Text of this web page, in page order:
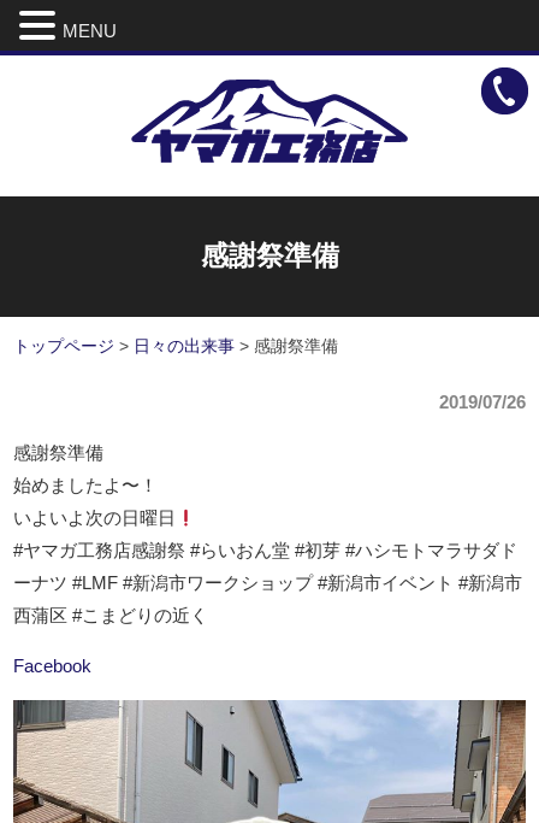
感謝祭準備
トップページ > 日々の出来事 > 感謝祭準備
2019/07/26
感謝祭準備
始めましたよ〜！
いよいよ次の日曜日
#ヤマガ工務店感謝祭 #らいおん堂 #初芽 #ハシモトマラサダド
ーナツ #LMF #新潟市ワークショップ #新潟市イベント #新潟市
西蒲区 #こまどりの近く
Facebook
MENU